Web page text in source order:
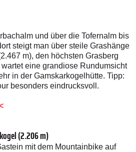
und über die Tofernalm bis
steigt man über steile Grashänge
m), den höchsten Grasberg
eine grandiose Rundumsicht
in der Gamskarkogelhütte. Tipp:
besonders eindrucksvoll.
(2.206 m)
mit dem Mountainbike auf